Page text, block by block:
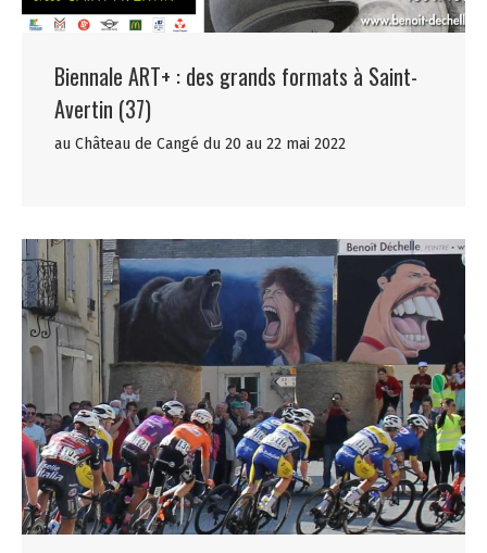
Biennale ART+ : des grands formats à Saint-
Avertin (37)
au Château de Cangé du 20 au 22 mai 2022